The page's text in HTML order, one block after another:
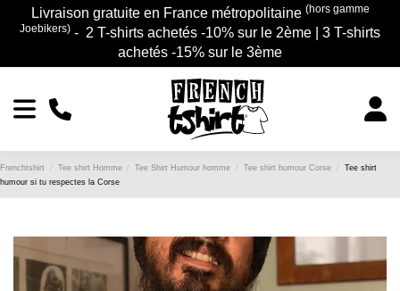
Livraison gratuite en France métropolitaine (hors gamme
Joebikers) - 2 T-shirts achetés -10% sur le 2ème | 3 T-shirts
achetés -15% sur le 3ème
Frenchtshirt Tee shirt Homme Tee Shirt Humour homme Tee shirt humour Corse
Tee shirt
humour si tu respectes la Corse